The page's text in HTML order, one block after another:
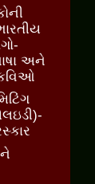
અને